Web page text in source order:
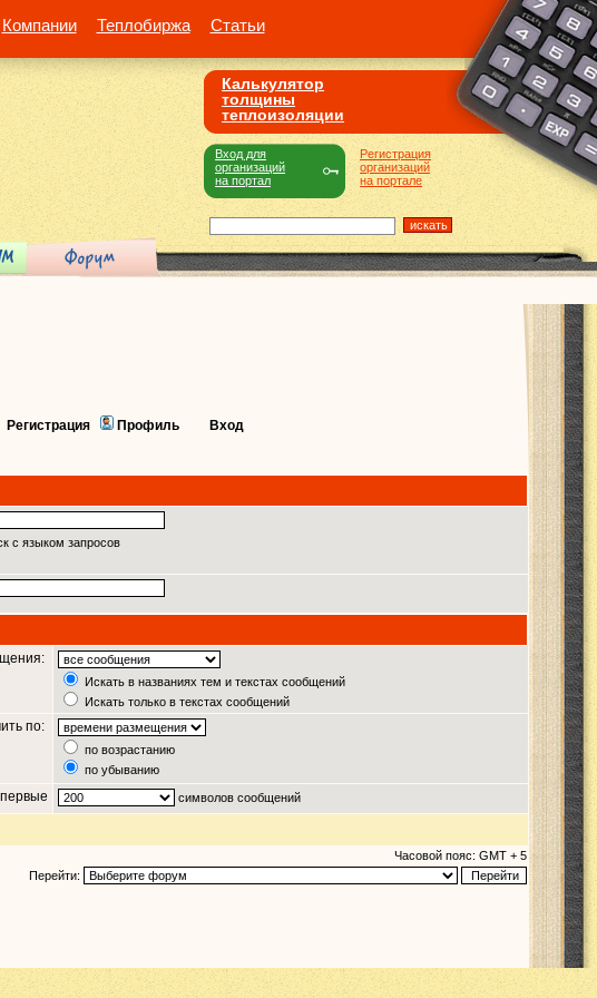
Компании Теплобиржа Статьи
Калькулятор
толщины
теплоизоляции
Регистрация
организаций
на портале
Вход для
организаций
на портал
Регистрация Профиль Вход
с языком запросов
Искать в названиях тем и текстах сообщений
Искать только в текстах сообщений
по:
по возрастанию
по убыванию
символов сообщений
Часовой пояс: GMT + 5
Перейти: